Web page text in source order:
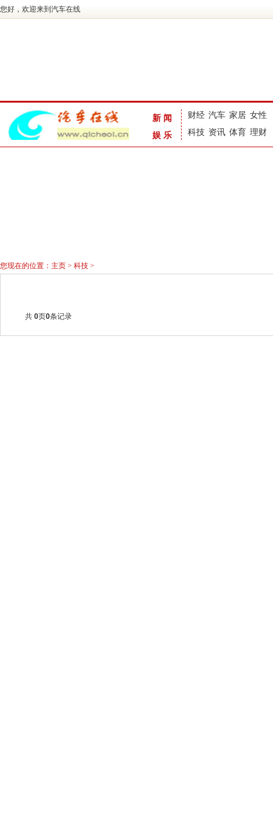
您好，欢迎来到汽车在线
新闻
娱乐
财经 汽车 家居 女性
科技 资讯 体育 理财
您现在的位置： 主页 > 科技 >
共 0页0条记录